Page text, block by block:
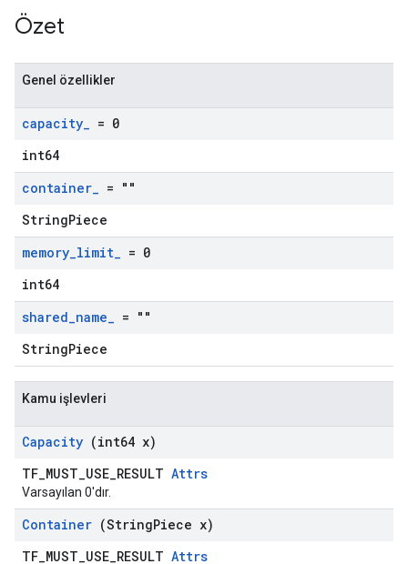
Özet
Genel özellikler
capacity_ = 0
int64
container_ = ""
StringPiece
memory_limit_ = 0
int64
shared_name_ = ""
StringPiece
Kamu işlevleri
Capacity (int64 x)
TF_MUST_USE_RESULT Attrs
Varsayılan 0'dır.
Container (StringPiece x)
TF_MUST_USE_RESULT Attrs